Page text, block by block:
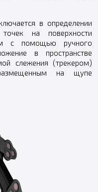
в определении
точек на поверхности
с помощью ручного
в пространстве
слежения (трекером)
на щупе